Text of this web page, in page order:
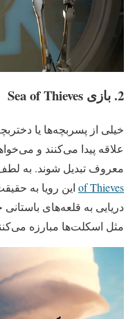
2. بازی Sea of Thieves
خیلی از پسربچه‌ها یا
علاقه پیدا می‌کنند و
معروف تبدیل شوند. به لطف
of Thieves این رویا به
دریایی به قلعه‌های
مثل اسکلت‌ها مبارزه